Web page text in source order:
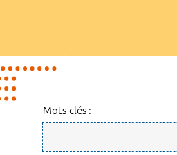
Mots-clés :